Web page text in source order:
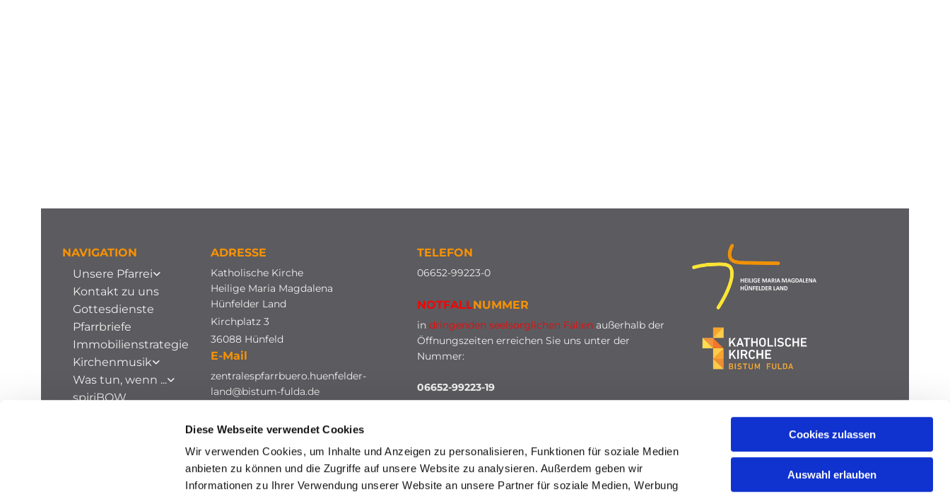
Diese Webseite verwendet Cookies
Wir verwenden Cookies, um Inhalte und Anzeigen zu personalisieren, Funktionen für soziale Medien
anbieten zu können und die Zugriffe auf unsere Website zu analysieren. Außerdem geben wir
Informationen zu Ihrer Verwendung unserer Website an unsere Partner für soziale Medien, Werbung
Cookies zulassen
Auswahl erlauben
NAVIGATION
Unsere Pfarrei
Kontakt zu uns
Gottesdienste
Pfarrbriefe
Immobilienstrategie
Kirchenmusik
Was tun, wenn ...
spiriBOW
ADRESSE
Katholische Kirche
Heilige Maria Magdalena
Hünfelder Land
Kirchplatz 3
36088 Hünfeld
E-Mail
zentralespfarrbuero.huenfelder-
land@bistum-fulda.de
TELEFON
06652-99223-0
NOTFALLNUMMER
in dringenden seelsorglichen Fällenaußerhalb der
Öffnungszeiten erreichen Sie uns unter der
Nummer:
06652-99223-19